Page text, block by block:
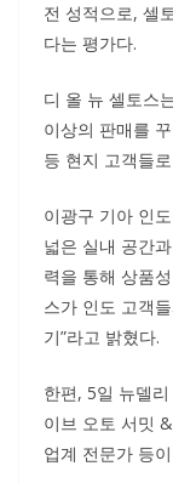
전 성적으로, 셀
다는 평가다.
디 올 뉴 셀토스
이상의 판매를
등 현지 고객들
이광구 기아 인
넓은 실내 공간
력을 통해 상품
스가 인도 고객
기”라고 밝혔다.
한편, 5일 뉴델
이브 오토 서밋
업계 전문가 등